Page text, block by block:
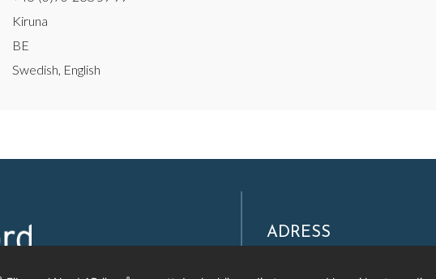
Kiruna
BE
Swedish, English
ADRESS
Västra Varvsgatan 3,